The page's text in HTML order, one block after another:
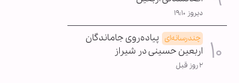
دیروز ۱۹:۱۰
چندرسانه‌ای پیاده‌روی جاماندگان
اربعین حسینی در شیراز
۲ روز قبل